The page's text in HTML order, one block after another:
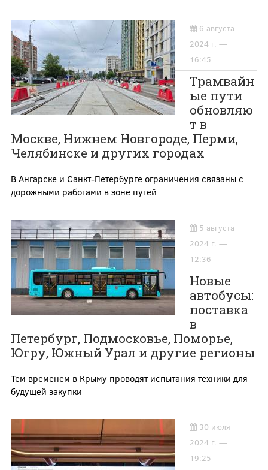
6 августа
2024 г. —
16:45
Трамвайн
ые пути
обновляю
т в
Москве, Нижнем Новгороде, Перми,
Челябинске и других городах
В Ангарске и Санкт-Петербурге ограничения связаны с
дорожными работами в зоне путей
5 августа
2024 г. —
12:36
Новые
автобусы:
поставка
в
Петербург, Подмосковье, Поморье,
Югру, Южный Урал и другие регионы
Тем временем в Крыму проводят испытания техники для
будущей закупки
30 июля
2024 г. —
19:25